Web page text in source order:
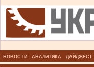
НОВОСТИ АНАЛИТИКА ДАЙДЖЕСТ